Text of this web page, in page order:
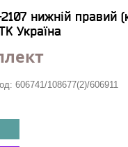
нижній правий
Україна
606741/108677(2)/606911